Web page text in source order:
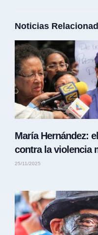
Noticias
María Hernández:
contra la violencia
25/11/2025